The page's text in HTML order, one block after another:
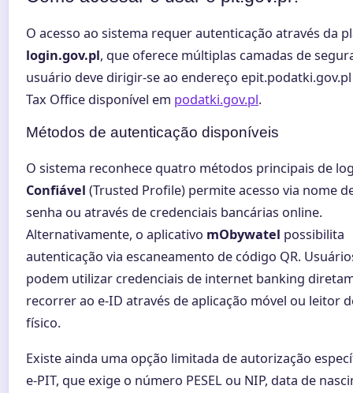
O acesso ao sistema requer autenticação através da
login.gov.pl, que oferece múltiplas camadas de
usuário deve dirigir-se ao endereço
Tax Office disponível em podatki.gov.pl.
Métodos de autenticação disponíveis
O sistema reconhece quatro métodos principais de
Confiável (Trusted Profile) permite acesso via nome
senha ou através de credenciais bancárias online.
Alternativamente, o aplicativo mObywatel possibilita
autenticação via escaneamento de código QR.
podem utilizar credenciais de internet banking
recorrer ao e-ID através de aplicação móvel ou leitor
físico.
Existe ainda uma opção limitada de autorização
e-PIT, que exige o número PESEL ou NIP, data de